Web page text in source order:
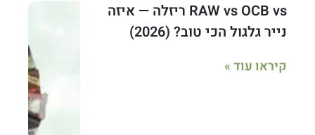
RAW vs OCB vs ריזלה — איזה
נייר גלגול הכי טוב? (2026)
קיראו עוד »